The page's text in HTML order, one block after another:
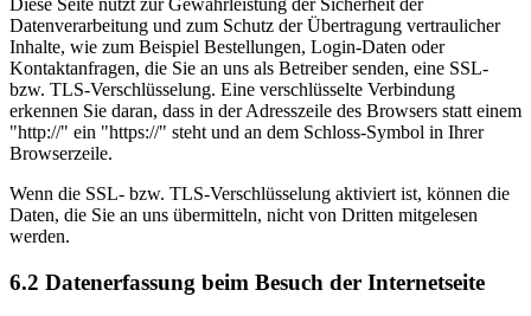
Datenverarbeitung und zum Schutz der Übertragung vertraulicher
Inhalte, wie zum Beispiel Bestellungen, Login-Daten oder
Kontaktanfragen, die Sie an uns als Betreiber senden, eine SSL-
bzw. TLS-Verschlüsselung. Eine verschlüsselte Verbindung
erkennen Sie daran, dass in der Adresszeile des Browsers statt einem
"http://" ein "https://" steht und an dem Schloss-Symbol in Ihrer
Browserzeile.
Wenn die SSL- bzw. TLS-Verschlüsselung aktiviert ist, können die
Daten, die Sie an uns übermitteln, nicht von Dritten mitgelesen
werden.
6.2 Datenerfassung beim Besuch der Internetseite